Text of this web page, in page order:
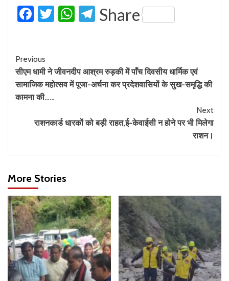
Facebook
Twitter
WhatsApp
Telegram
Share
Previous
सीएम धामी ने जीवनदीप आश्रम रुड़की में पाँच दिवसीय धार्मिक एवं
सामाजिक महोत्सव में पूजा-अर्चना कर प्रदेशवासियों के सुख-समृद्धि की
कामना की……
Next
राशनकार्ड धारकों को बड़ी राहत,ई-केवाईसी न होने पर भी मिलेगा
राशन।
More Stories